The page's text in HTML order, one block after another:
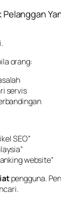
Pelanggan
orang:
servis
SEO”
website”
pengguna.